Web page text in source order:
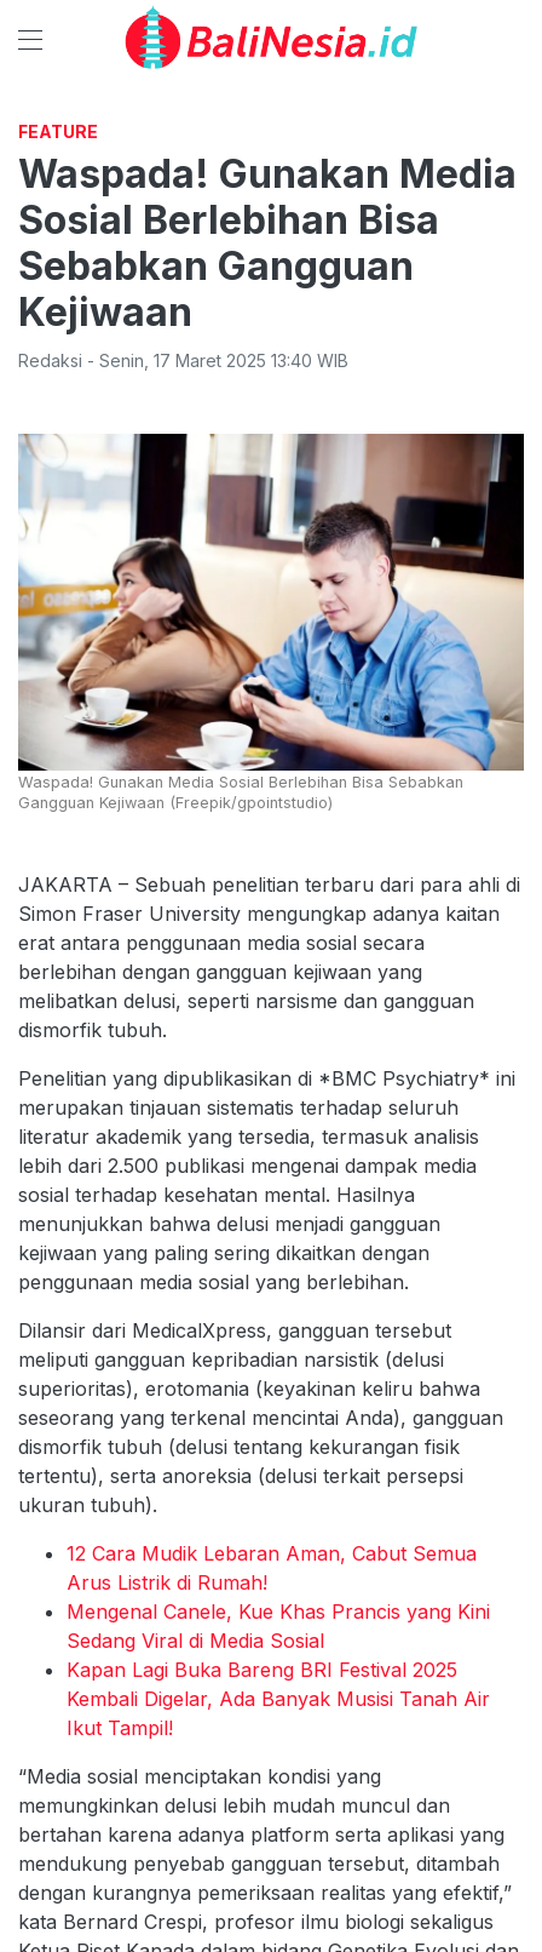
FEATURE
Waspada! Gunakan Media
Sosial Berlebihan Bisa
Sebabkan Gangguan
Kejiwaan
Redaksi - Senin 17 Maret 2025 13:40 WIB
Waspada! Gunakan Media Sosial Berlebihan Bisa Sebabkan
Gangguan Kejiwaan (Freepik/gpointstudio)
JAKARTA – Sebuah penelitian terbaru dari para ahli di
Simon Fraser University mengungkap adanya kaitan
erat antara penggunaan media sosial secara
berlebihan dengan gangguan kejiwaan yang
melibatkan delusi, seperti narsisme dan gangguan
dismorfik tubuh.
Penelitian yang dipublikasikan di *BMC Psychiatry* ini
merupakan tinjauan sistematis terhadap seluruh
literatur akademik yang tersedia, termasuk analisis
lebih dari 2.500 publikasi mengenai dampak media
sosial terhadap kesehatan mental. Hasilnya
menunjukkan bahwa delusi menjadi gangguan
kejiwaan yang paling sering dikaitkan dengan
penggunaan media sosial yang berlebihan.
Dilansir dari MedicalXpress, gangguan tersebut
meliputi gangguan kepribadian narsistik (delusi
superioritas), erotomania (keyakinan keliru bahwa
seseorang yang terkenal mencintai Anda), gangguan
dismorfik tubuh (delusi tentang kekurangan fisik
tertentu), serta anoreksia (delusi terkait persepsi
ukuran tubuh).
12 Cara Mudik Lebaran Aman, Cabut Semua
Arus Listrik di Rumah!
Mengenal Canele, Kue Khas Prancis yang Kini
Sedang Viral di Media Sosial
Kapan Lagi Buka Bareng BRI Festival 2025
Kembali Digelar, Ada Banyak Musisi Tanah Air
Ikut Tampil!
“Media sosial menciptakan kondisi yang
memungkinkan delusi lebih mudah muncul dan
bertahan karena adanya platform serta aplikasi yang
mendukung penyebab gangguan tersebut, ditambah
dengan kurangnya pemeriksaan realitas yang efektif,”
kata Bernard Crespi, profesor ilmu biologi sekaligus